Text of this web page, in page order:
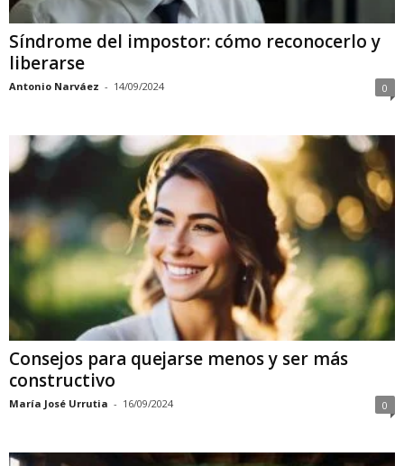
Síndrome del impostor: cómo reconocerlo y
liberarse
Antonio Narváez - 14/09/2024 0
Consejos para quejarse menos y ser más
constructivo
María José Urrutia - 16/09/2024 0